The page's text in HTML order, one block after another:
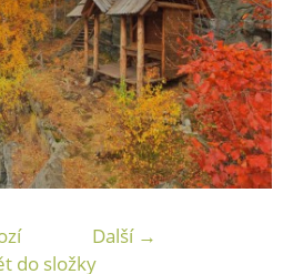
Další →
do složky